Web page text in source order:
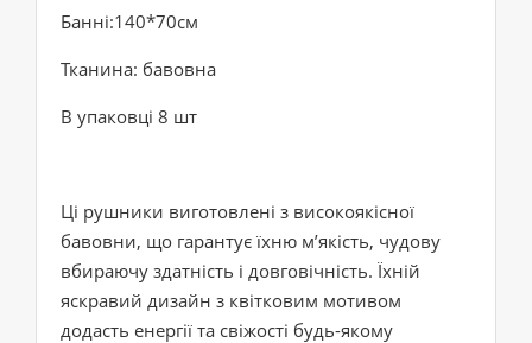
Банні:140*70см
Тканина: бавовна
В упаковці 8 шт
Ці рушники виготовлені з високоякісної
бавовни, що гарантує їхню м’якість, чудову
вбираючу здатність і довговічність. Їхній
яскравий дизайн з квітковим мотивом
додасть енергії та свіжості будь-якому